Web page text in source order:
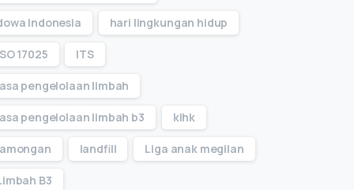
Indonesia hari lingkungan hidup
17025 ITS
pengelolaan limbah
pengelolaan limbah b3 klhk
landfill Liga anak megilan
B3